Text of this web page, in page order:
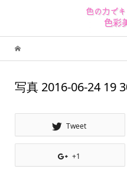
写真 2016-06-24 19
Tweet
+1